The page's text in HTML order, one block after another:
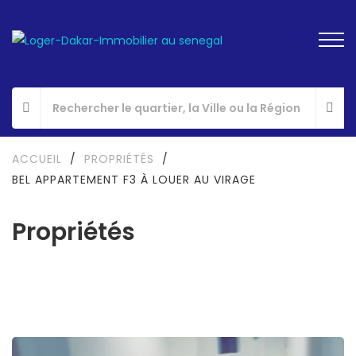
Propriétés
ACCUEIL / PROPRIÉTÉS
/
BEL APPARTEMENT F3 À LOUER AU VIRAGE